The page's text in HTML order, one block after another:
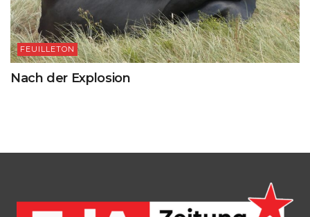
FEUILLETON
Nach der Explosion